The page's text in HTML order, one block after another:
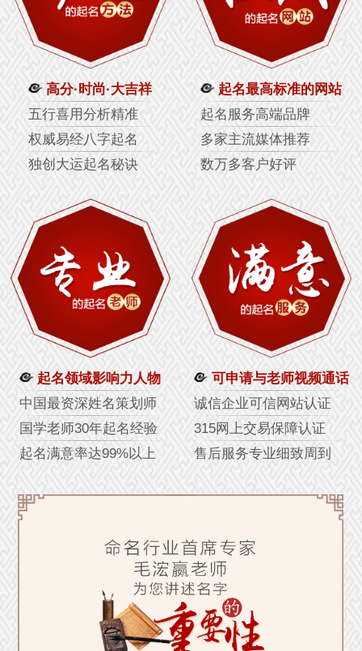
高分·时尚·大吉祥
五行喜用分析精准
权威易经八字起名
独创大运起名秘诀
起名最高标准的网站
起名服务高端品牌
多家主流媒体推荐
数万多客户好评
起名领域影响力人物
中国最资深姓名策划师
国学老师30年起名经验
起名满意率达99%以上
可申请与老师视频通话
诚信企业可信网站认证
315网上交易保障认证
售后服务专业细致周到